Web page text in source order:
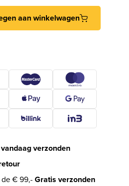
verdekt ø50x7mm met nokken
aan winkelwagen
vandaag verzonden
de € 99,-Gratis verzonden